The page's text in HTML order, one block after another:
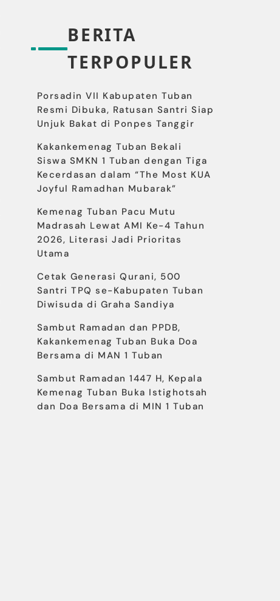
BERITA
TERPOPULER
Porsadin VII Kabupaten Tuban
Resmi Dibuka, Ratusan Santri Siap
Unjuk Bakat di Ponpes Tanggir
Kakankemenag Tuban Bekali
Siswa SMKN 1 Tuban dengan Tiga
Kecerdasan dalam “The Most KUA
Joyful Ramadhan Mubarak”
Kemenag Tuban Pacu Mutu
Madrasah Lewat AMI Ke-4 Tahun
2026, Literasi Jadi Prioritas
Utama
Cetak Generasi Qurani, 500
Santri TPQ se-Kabupaten Tuban
Diwisuda di Graha Sandiya
Sambut Ramadan dan PPDB,
Kakankemenag Tuban Buka Doa
Bersama di MAN 1 Tuban
Sambut Ramadan 1447 H, Kepala
Kemenag Tuban Buka Istighotsah
dan Doa Bersama di MIN 1 Tuban